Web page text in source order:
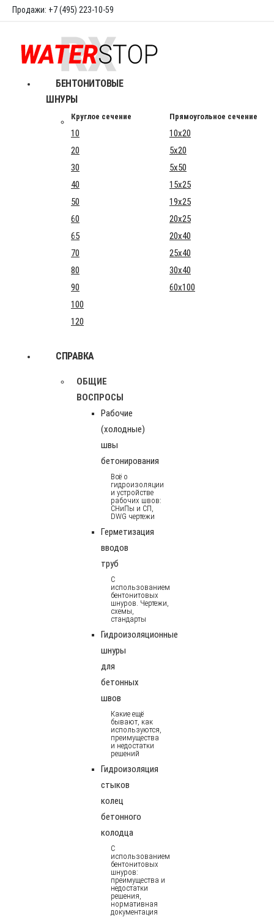
Продажи: +7 (495) 223-10-59
БЕНТОНИТОВЫЕ
ШНУРЫ
Круглое сечение Прямоугольное сечение
10
10x20
20
5x20
30
5x50
40
15x25
50
19x25
60
20x25
65
20x40
70
25x40
80
30x40
90
60x100
100
120
СПРАВКА
ОБЩИЕ
ВОСПРОСЫ
Рабочие
(холодные)
швы
бетонирования
Всё о
гидроизоляции
и устройстве
рабочих швов:
СНиПы и СП,
DWG чертежи
Герметизация
вводов
труб
С
использованием
бентонитовых
шнуров. Чертежи,
схемы,
стандарты
Гидроизоляционные
шнуры
для
бетонных
швов
Какие ещё
бывают, как
используются,
преимущества
и недостатки
решений
Гидроизоляция
стыков
колец
бетонного
колодца
С
использованием
бентонитовых
шнуров:
преимущества и
недостатки
решения,
нормативная
документация